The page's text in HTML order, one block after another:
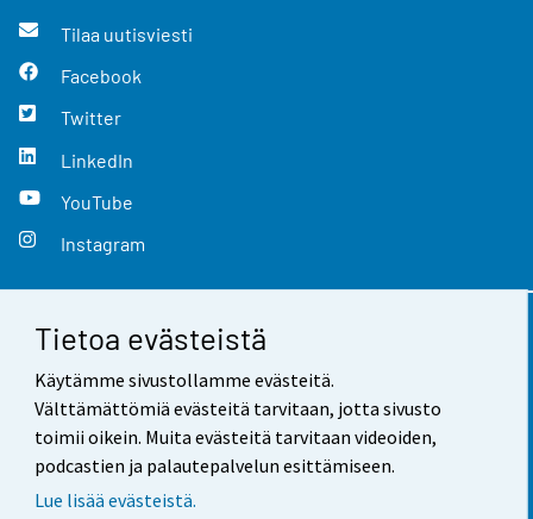
Tietoa evästeistä
Käytämme sivustollamme evästeitä.
Välttämättömiä evästeitä tarvitaan, jotta sivusto
toimii oikein. Muita evästeitä tarvitaan videoiden,
podcastien ja palautepalvelun esittämiseen.
Lue lisää evästeistä.
Tilaa uutisviesti
Facebook
Twitter
LinkedIn
YouTube
Instagram
Yhteystiedot
Palaute
Käyttöehdot